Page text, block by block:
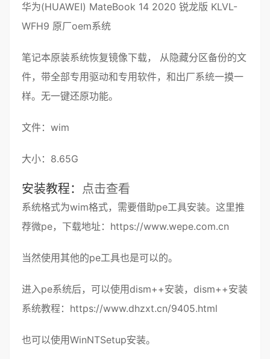
华为(HUAWEI) MateBook 14 2020 锐龙版 KLVL-
WFH9 原厂oem系统
笔记本原装系统恢复镜像下载， 从隐藏分区备份的文
件，带全部专用驱动和专用软件，和出厂系统一摸一
样。无一键还原功能。
文件： wim
大小：8.65G
安装教程： 点击查看
系统格式为wim格式，需要借助pe工具安装。这里推
荐微pe，下载地址： https://www.wepe.com.cn
当然使用其他的pe工具也是可以的。
进入pe系统后，可以使用dism++安装，dism++安装
系统教程： https://www.dhzxt.cn/9405.html
也可以使用WinNTSetup安装。